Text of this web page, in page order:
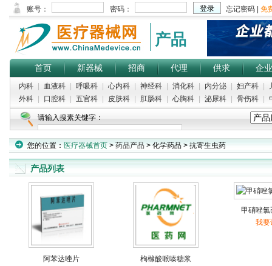
产品
首页 新器械 招商 代理 供求 企业
内科 血液科 呼吸科 心内科 神经科 消化科 内分泌 妇产科
外科
口腔科 五官科 皮肤科 肛肠科 心胸科 泌尿科 骨伤科
请输入搜素关键字：
热门搜索： 麻醉咽喉镜|摄片架|中医舌色仪|超声耦合剂|美容仪
您的位置： 医疗器械首页 > 药品产品 > 化学药品 > 抗寄生虫药
产品列表
阿苯达唑片
枸橼酸哌嗪糖浆
甲硝唑氯
我要